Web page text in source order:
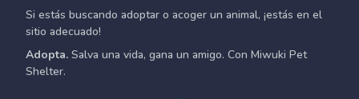
Si estás buscando adoptar o acoger un animal, ¡estás en el
sitio adecuado!
Adopta. Salva una vida, gana un amigo. Con Miwuki Pet
Shelter.